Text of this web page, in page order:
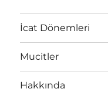
İcat Dönemleri
Mucitler
Hakkında